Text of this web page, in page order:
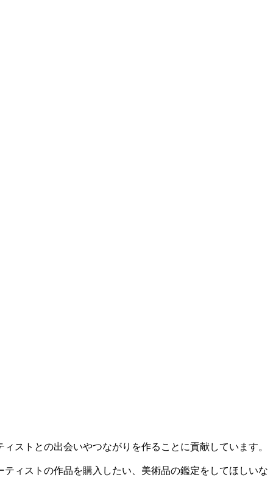
ストとの出会いやつながりを作ることに貢献しています。
ィストの作品を購入したい、美術品の鑑定をしてほしいな